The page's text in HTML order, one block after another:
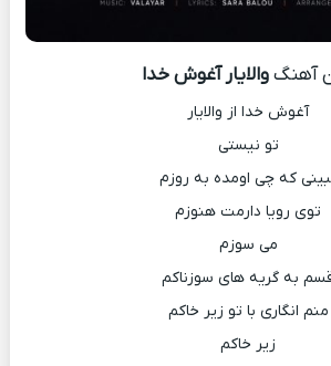
آهنگوالایار آغوش خدا
آغوش خدا از والایار
تو نیستی
که چی اومده به روزم
توی رویا دارمت هنوزم
می سوزم
به گریه های سوزناکم
منم انگاری با تو زیر خاکم
زیر خاکم